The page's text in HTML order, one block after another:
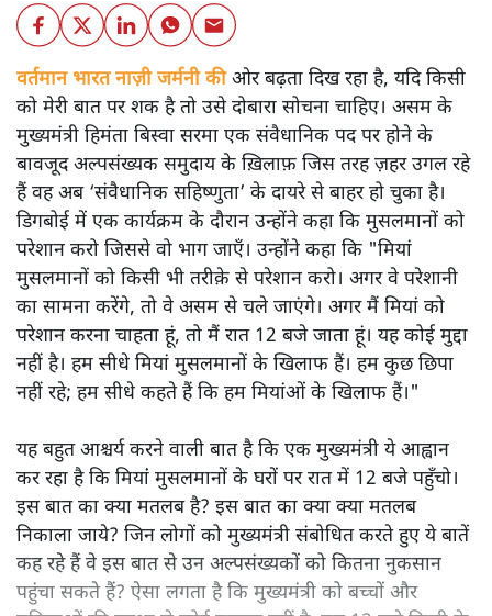
वर्तमान भारत नाज़ी जर्मनी कीओर बढ़ता दिख रहा है, यदि किसी
को मेरी बात पर शक है तो उसे दोबारा सोचना चाहिए। असम के
मुख्यमंत्री हिमंता बिस्वा सरमा एक संवैधानिक पद पर होने के
बावजूद अल्पसंख्यक समुदाय के ख़िलाफ़ जिस तरह ज़हर उगल रहे
हैं वह अब ‘संवैधानिक सहिष्णुता’ के दायरे से बाहर हो चुका है।
डिगबोई में एक कार्यक्रम के दौरान उन्होंने कहा कि मुसलमानों को
परेशान करो जिससे वो भाग जाएँ। उन्होंने कहा कि "मियां
मुसलमानों को किसी भी तरीक़े से परेशान करो। अगर वे परेशानी
का सामना करेंगे, तो वे असम से चले जाएंगे। अगर मैं मियां को
परेशान करना चाहता हूं, तो मैं रात 12 बजे जाता हूं। यह कोई मुद्दा
नहीं है। हम सीधे मियां मुसलमानों के खिलाफ हैं। हम कुछ छिपा
नहीं रहे; हम सीधे कहते हैं कि हम मियांओं के खिलाफ हैं।"
यह बहुत आश्चर्य करने वाली बात है कि एक मुख्यमंत्री ये आह्वान
कर रहा है कि मियांं मुसलमानों के घरों पर रात में 12 बजे पहुँचो।
इस बात का क्या मतलब है? इस बात का क्या क्या मतलब
निकाला जाये? जिन लोगों को मुख्यमंत्री संबोधित करते हुए ये बातें
कह रहे हैं वे इस बात से उन अल्पसंख्यकों को कितना नुकसान
पहुंचा सकते हैं? ऐसा लगता है कि मुख्यमंत्री को बच्चों और